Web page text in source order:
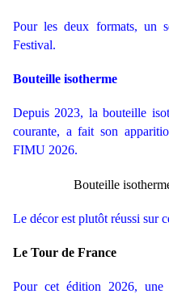
Pour les deux formats, un
Festival.
Bouteille isotherme
Depuis 2023, la bouteille
courante, a fait son
FIMU 2026.
Bouteille
Le décor est plutôt réussi sur
Le Tour de France
Pour cet édition 2026,